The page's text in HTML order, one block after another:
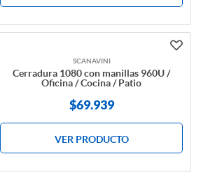
SCANAVINI
Cerradura 1080 con manillas 960U /
Oficina / Cocina / Patio
$69.939
VER PRODUCTO